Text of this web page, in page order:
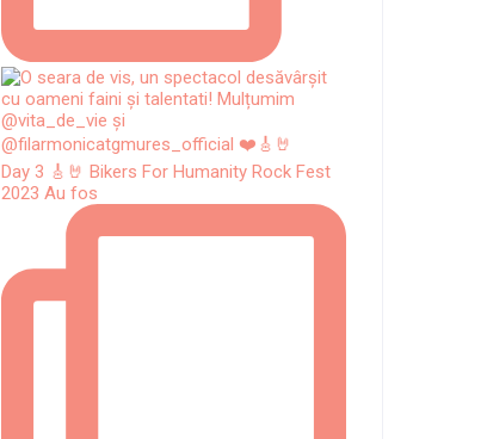
Day 3 🎸🤘 Bikers For Humanity Rock Fest
2023 Au fos